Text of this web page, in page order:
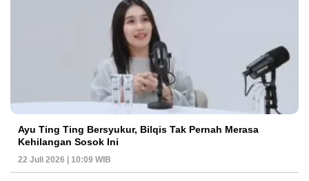
Ayu Ting Ting Bersyukur, Bilqis Tak Pernah Merasa
Kehilangan Sosok Ini
22 Juli 2026 | 10:09 WIB